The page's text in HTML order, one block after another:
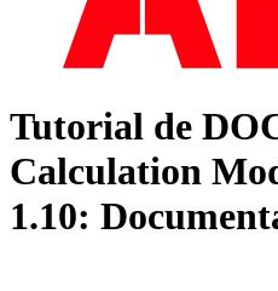
Tutorial de
Calculation
1.10: